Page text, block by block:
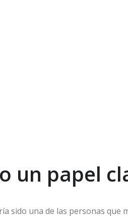
un papel
sido una de las personas que